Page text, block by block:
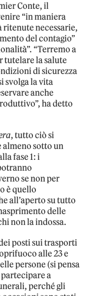
Conte, il
“in maniera
ritenute necessarie,
del contagio”
“Terremo a
tutelare la salute
di sicurezza
svolga la vita
anche
ha detto
, tutto ciò si
almeno sotto un
fase 1: i
se non per
è quello
all’aperto su tutto
delle
non la indossa.
posti sui trasporti
alle 23 e
persone (si pensa
partecipare a
perché gli